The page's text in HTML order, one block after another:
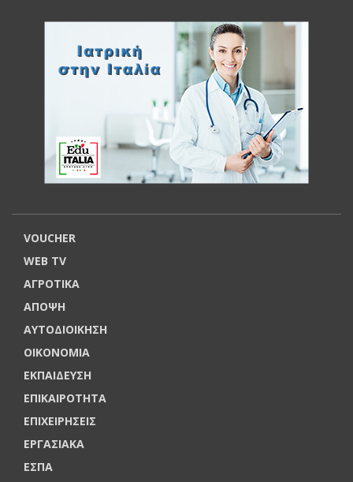
VOUCHER
WEB TV
ΑΓΡΟΤΙΚΑ
ΑΠΟΨΗ
ΑΥΤΟΔΙΟΙΚΗΣΗ
ΟΙΚΟΝΟΜΙΑ
ΕΚΠΑΙΔΕΥΣΗ
ΕΠΙΚΑΙΡΟΤΗΤΑ
ΕΠΙΧΕΙΡΗΣΕΙΣ
ΕΡΓΑΣΙΑΚΑ
ΕΣΠΑ